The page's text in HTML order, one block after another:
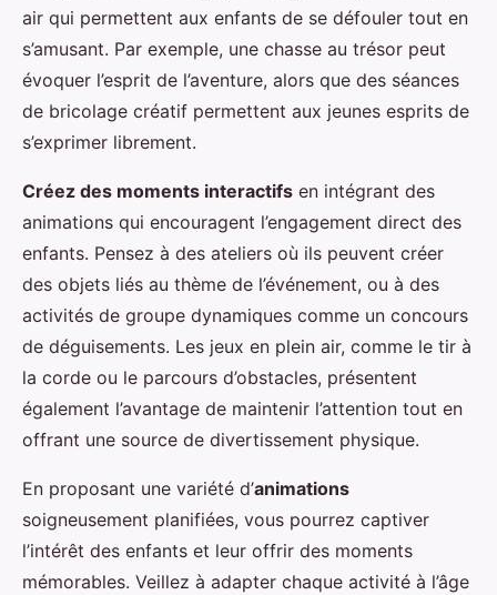
air qui permettent aux enfants de se défouler tout en
s’amusant. Par exemple, une chasse au trésor peut
évoquer l’esprit de l’aventure, alors que des séances
de bricolage créatif permettent aux jeunes esprits de
s’exprimer librement.
Créez des moments interactifs en intégrant des
animations qui encouragent l’engagement direct des
enfants. Pensez à des ateliers où ils peuvent créer
des objets liés au thème de l’événement, ou à des
activités de groupe dynamiques comme un concours
de déguisements. Les jeux en plein air, comme le tir à
la corde ou le parcours d’obstacles, présentent
également l’avantage de maintenir l’attention tout en
offrant une source de divertissement physique.
En proposant une variété d’animations
soigneusement planifiées, vous pourrez captiver
l’intérêt des enfants et leur offrir des moments
mémorables. Veillez à adapter chaque activité à l’âge